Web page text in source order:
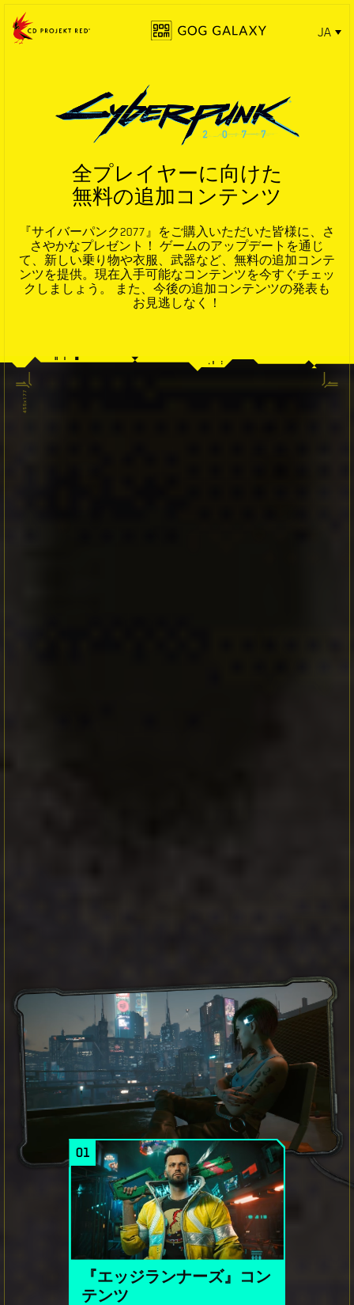
01
『エッジランナーズ』コン
テンツ
JA
全プレイヤーに向けた
無料の追加コンテンツ
『サイバーパンク2077』をご購入いただいた皆様に、さ
さやかなプレゼント！ ゲームのアップデートを通じ
て、新しい乗り物や衣服、武器など、無料の追加コンテ
ンツを提供。現在入手可能なコンテンツを今すぐチェッ
クしましょう。 また、今後の追加コンテンツの発表も
お見逃しなく！